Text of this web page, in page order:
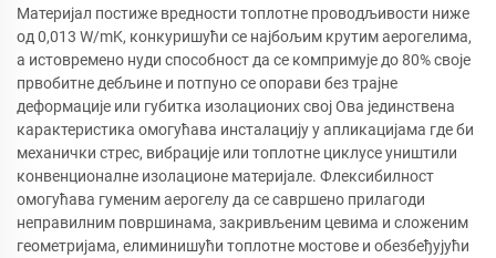
Материјал постиже вредности топлотне проводљивости ниже
од 0,013 W/mK, конкуришући се најбољим крутим аерогелима,
а истовремено нуди способност да се компримује до 80% своје
првобитне дебљине и потпуно се опорави без трајне
деформације или губитка изолационих свој Ова јединствена
карактеристика омогућава инсталацију у апликацијама где би
механички стрес, вибрације или топлотне циклусе уништили
конвенционалне изолационе материјале. Флексибилност
омогућава гуменим аерогелу да се савршено прилагоди
неправилним површинама, закривљеним цевима и сложеним
геометријама, елиминишући топлотне мостове и обезбеђујући